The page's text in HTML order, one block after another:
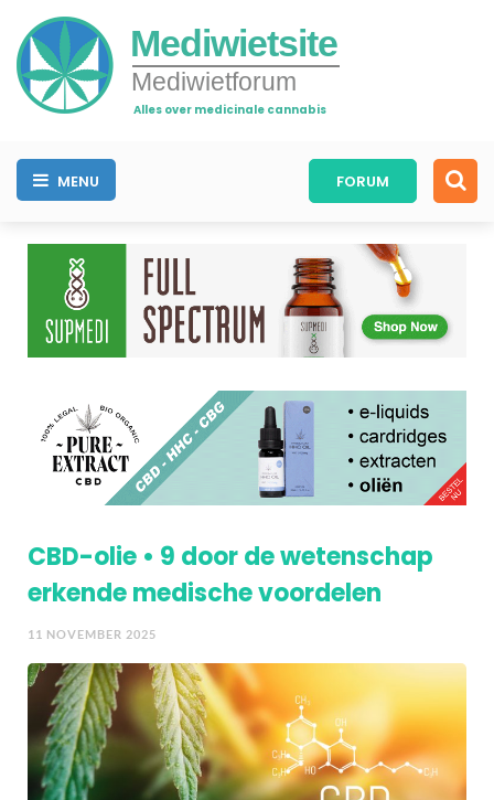
Mediwietsite
Mediwietforum
Alles over medicinale cannabis
MENU FORUM
CBD-olie • 9 door de wetenschap
erkende medische voordelen
11 NOVEMBER 2025